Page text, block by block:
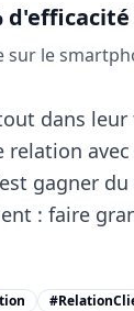
d'efficacité
sur le
dans leur
avec
gagner
: faire